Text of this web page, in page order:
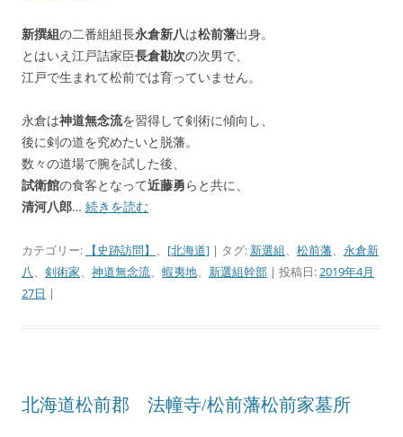
新撰組の二番組組長永倉新八は松前藩出身。
とはいえ江戸詰家臣長倉勘次の次男で、
江戸で生まれて松前では育っていません。
永倉は神道無念流を習得して剣術に傾向し、
後に剣の道を究めたいと脱藩。
数々の道場で腕を試した後、
試衛館の食客となって近藤勇らと共に、
清河八郎… 続きを読む
カテゴリー: 【史跡訪問】 [北海道] | タグ: 新選組 松前藩
永倉新
八
剣術家 神道無念流 蝦夷地 新選組幹部 | 投稿日: 2019年4月
27日 |
北海道松前郡 法幢寺/松前藩松前家墓所